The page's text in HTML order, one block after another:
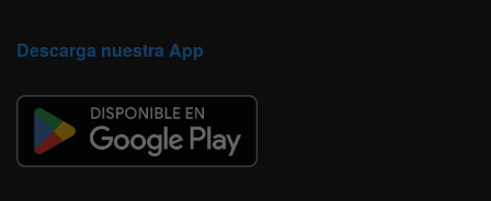
Descarga nuestra App